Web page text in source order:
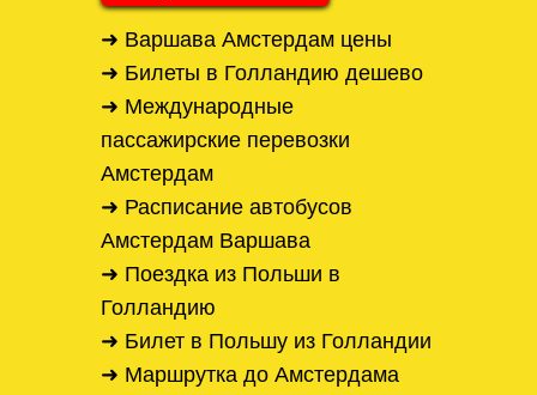
➜ Варшава Амстердам цены
➜ Билеты в Голландию дешево
➜ Международные
пассажирские перевозки
Амстердам
➜ Расписание автобусов
Амстердам Варшава
➜ Поездка из Польши в
Голландию
➜ Билет в Польшу из Голландии
➜ Маршрутка до Амстердама